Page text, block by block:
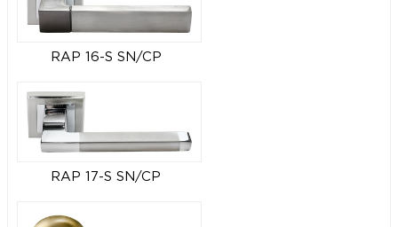
RAP 16-S SN/CP
RAP 17-S SN/CP